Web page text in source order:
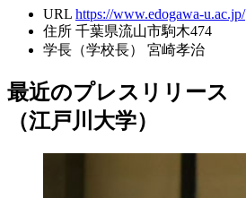
URL https://www.edogawa-u.ac.jp/
住所 千葉県流山市駒木474
学長（学校長）
宮崎孝治
最近のプレスリリース
（江戸川大学）